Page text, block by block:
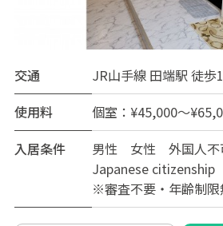
交通
JR山手線 田端駅 徒歩
使用料
個室：¥45,000～
入居条件
男性 女性 外国人不
Japanese citizenship
※審査不要・年齢制限